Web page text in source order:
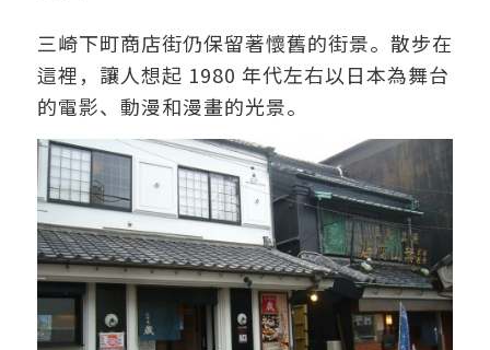
三崎下町商店街仍保留著懷舊的街景。散步在
這裡，讓人想起 1980 年代左右以日本為舞台
的電影、動漫和漫畫的光景。